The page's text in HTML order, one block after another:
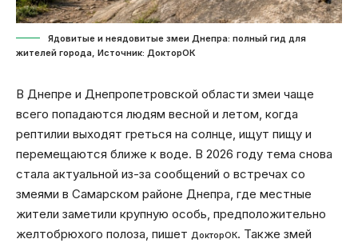
Ядовитые и неядовитые змеи Днепра: полный гид для
жителей города, Источник: ДокторОК
В Днепре и Днепропетровской области змеи чаще
всего попадаются людям весной и летом, когда
рептилии выходят греться на солнце, ищут пищу и
перемещаются ближе к воде. В 2026 году тема снова
стала актуальной из-за сообщений о встречах со
змеями в Самарском районе Днепра, где местные
жители заметили крупную особь, предположительно
желтобрюхого полоза, пишет ДокторОК. Также змей